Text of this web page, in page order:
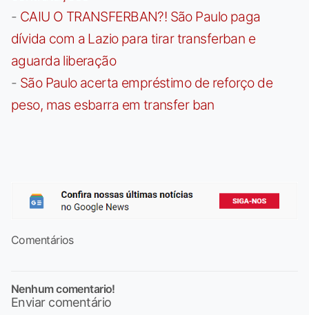
- CAIU O TRANSFERBAN?! São Paulo paga
dívida com a Lazio para tirar transferban e
aguarda liberação
- São Paulo acerta empréstimo de reforço de
peso, mas esbarra em transfer ban
Comentários
Nenhum comentario!
Enviar comentário